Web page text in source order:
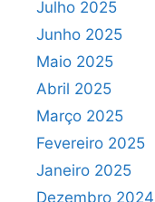
Julho 2025
Junho 2025
Maio 2025
Abril 2025
Março 2025
Fevereiro 2025
Janeiro 2025
Dezembro 2024